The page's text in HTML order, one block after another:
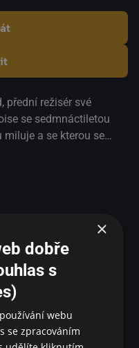
přední režisér své
se sedmnáctiletou
miluje a se kterou se
které se znásobí
filmaře se stává
stejně
režisér, Nejlepší
Nejlepší kamera,
Nominace | Nejlepší
/ Romantický
režisér své
×
dobře
s
webu
se zpracováním